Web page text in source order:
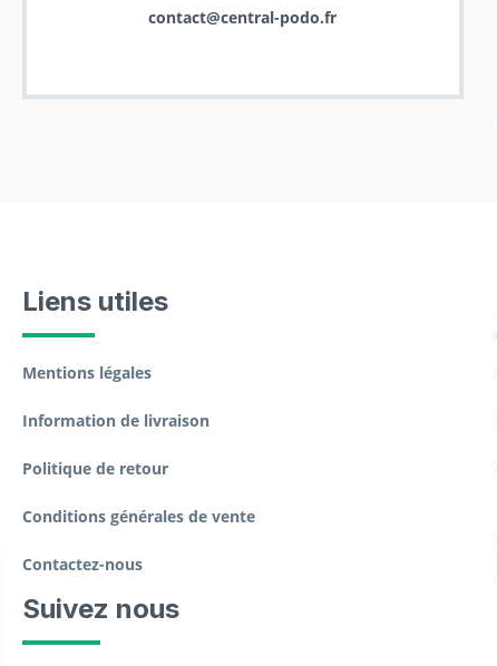
contact@central-podo.fr
Liens utiles
Mentions légales
Information de livraison
Politique de retour
Conditions générales de vente
Contactez-nous
Suivez nous